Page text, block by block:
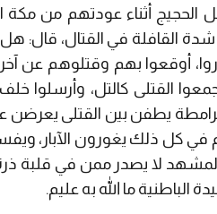
لقوافل الحجيج أثناء عودتهم من
شدة القافلة في القتال، قال:
أوقعوا بهم وقتلوهم عن
القتلى كالتل، وأرسلوا
يطفن بين القتلى يعرضن
كل ذلك يغورون الآبار،
لا يصدر ممن في قلبة ذرة
ما الله به عليم.